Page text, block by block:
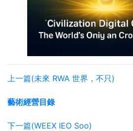
上一篇(未來 RWA 世界，不只)
藝術經營目錄
下一篇(WEEX IEO Soo)